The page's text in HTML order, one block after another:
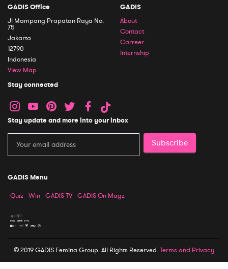
GADIS Office
Jl Mampang Prapatan Raya No.
75
Jakarta
12790
Indonesia
View Map
GADIS
About
Contact
Carreer
Internship
Stay connected
Stay update and more into your inbox
Subscribe
GADIS Menu
Quiz Win GADIS TV GADIS On Magz
© 2019 GADIS Femina Group. All Rights Reserved.Terms and Privacy